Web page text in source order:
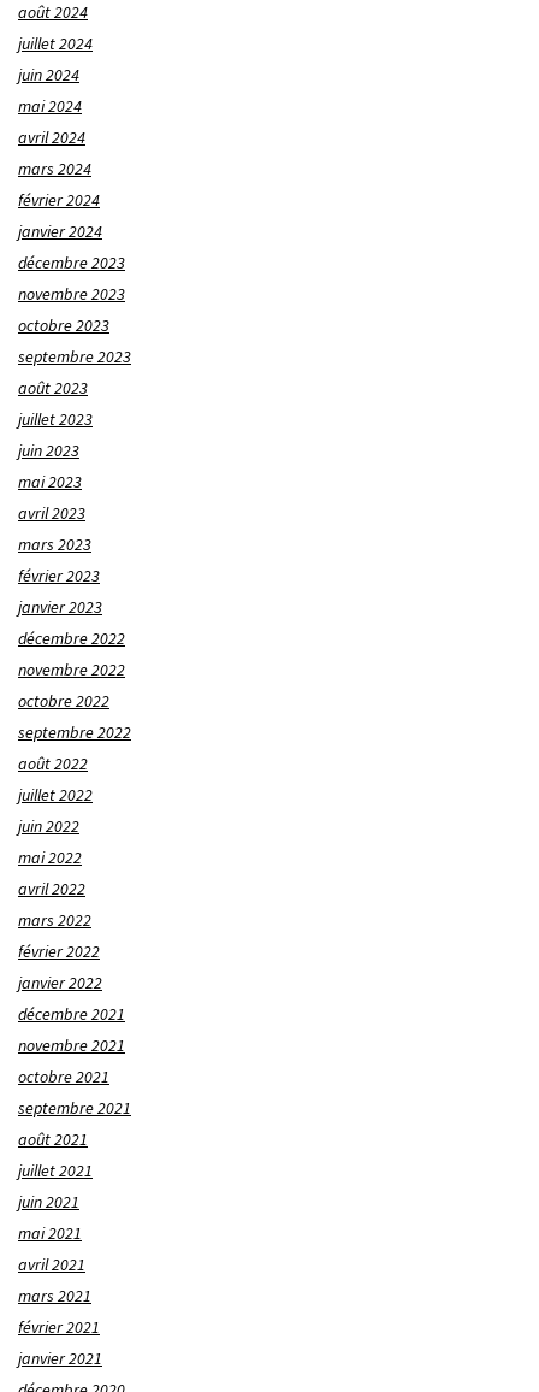
août 2024
juillet 2024
juin 2024
mai 2024
avril 2024
mars 2024
février 2024
janvier 2024
décembre 2023
novembre 2023
octobre 2023
septembre 2023
août 2023
juillet 2023
juin 2023
mai 2023
avril 2023
mars 2023
février 2023
janvier 2023
décembre 2022
novembre 2022
octobre 2022
septembre 2022
août 2022
juillet 2022
juin 2022
mai 2022
avril 2022
mars 2022
février 2022
janvier 2022
décembre 2021
novembre 2021
octobre 2021
septembre 2021
août 2021
juillet 2021
juin 2021
mai 2021
avril 2021
mars 2021
février 2021
janvier 2021